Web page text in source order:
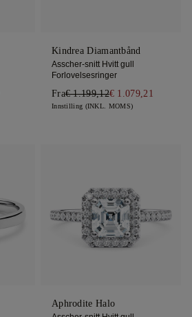
Kindrea Diamantbånd
Asscher-snitt Hvitt gull
Forlovelsesringer
Fra€ 1.199,12€ 1.079,21
Innstilling (INKL. MOMS)
Aphrodite Halo